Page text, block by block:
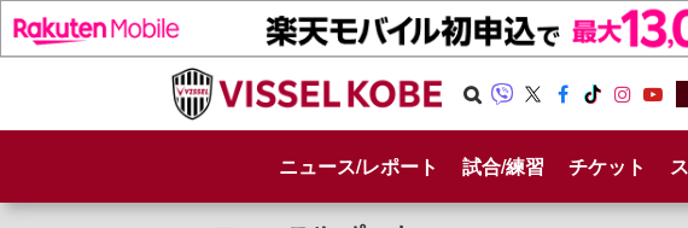
h
am e
ニュース/レポート 試合/練習 チケット